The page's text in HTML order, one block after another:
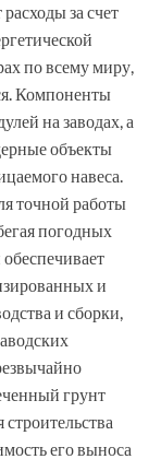
за счет
по всему миру,
Компоненты
на заводах, а
объекты
навеса.
точной работы
погодных
и
и сборки,
грунт
его выноса